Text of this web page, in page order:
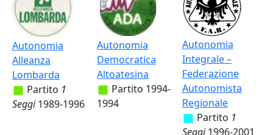
Autonomia
Alleanza
Lombarda
Partito 1
Seggi 1989-1996
Autonomia
Democratica
Altoatesina
Partito 1994-
1994
Autonomia
Integrale –
Federazione
Autonomista
Regionale
Partito 1
Seggi 1996-2001